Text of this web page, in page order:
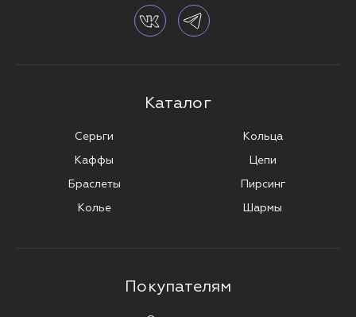
Каталог
Серьги
Каффы
Браслеты
Колье
Кольца
Цепи
Пирсинг
Шармы
Покупателям